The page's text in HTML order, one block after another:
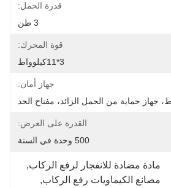
قدرة الحمل:
قوة المحرك:
جهاز أمان:
جهاز حماية من الحمل الزائد، مفتاح الحد
القدرة على العرض:
500 وحدة في السنة
مادة مضادة للانفجار لرفع الركاب,
مصانع الكيماويات رفع الركاب,